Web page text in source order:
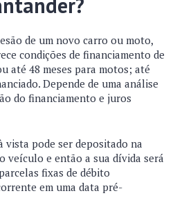
de um novo carro ou moto,
condições de financiamento de
até 48 meses para motos; até
Depende de uma análise
do financiamento e juros
vista pode ser depositado na
veículo e então a sua dívida será
fixas de débito
em uma data pré-